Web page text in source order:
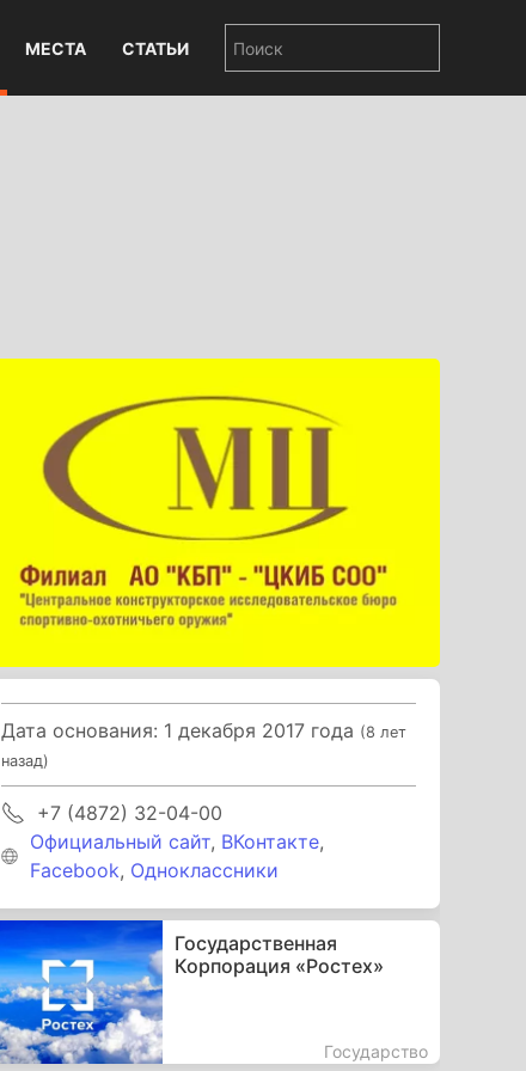
МЕСТА СТАТЬИ
Дата основания: 1 декабря 2017 года (8 лет
назад)
+7 (4872) 32-04-00
Официальный сайт, ВКонтакте,
Facebook, Одноклассники
Государственная
Корпорация «Ростех»
Государство